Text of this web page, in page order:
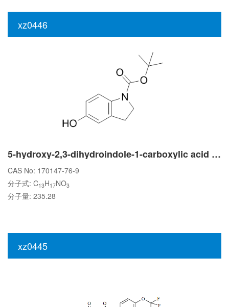
xz0446
5-hydroxy-2,3-dihydroindole-1-carboxylic acid tert-butyl ester
CAS No: 170147-76-9
分子式: C13H17NO3
分子量: 235.28
xz0445